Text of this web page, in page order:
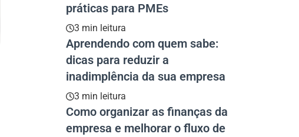
práticas para PMEs
3 min leitura
Aprendendo com quem sabe:
dicas para reduzir a
inadimplência da sua empresa
3 min leitura
Como organizar as finanças da
empresa e melhorar o fluxo de